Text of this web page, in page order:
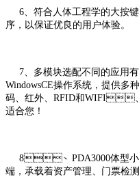
6、符合人体工程学的大按键
序，以保证优良的用户体验。
7、多模块选配不同的应用有
WindowsCE操作系统，提供
码、红外、RFID和
适合您！
8、PDA3000体型小巧
端，承载着资产管理、门票检测